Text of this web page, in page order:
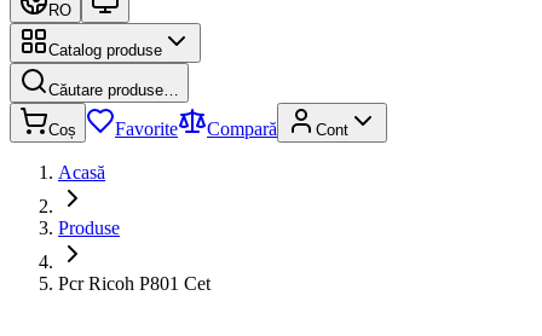
RO
Catalog produse
Căutare produse…
Coș Favorite Compară Cont
Acasă
Produse
Pcr Ricoh P801 Cet